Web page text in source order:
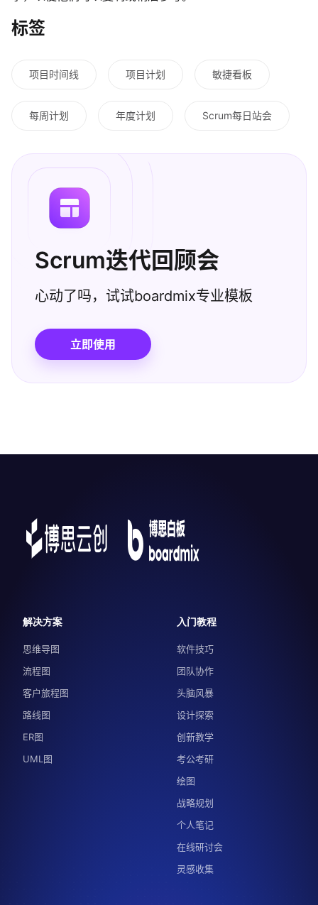
标签
项目时间线 项目计划 敏捷看板
每周计划 年度计划 Scrum每日站会
Scrum迭代回顾会
心动了吗，试试boardmix专业模板
立即使用
解决方案
思维导图
流程图
客户旅程图
路线图
ER图
UML图
入门教程
软件技巧
团队协作
头脑风暴
设计探索
创新教学
考公考研
绘图
战略规划
个人笔记
在线研讨会
灵感收集